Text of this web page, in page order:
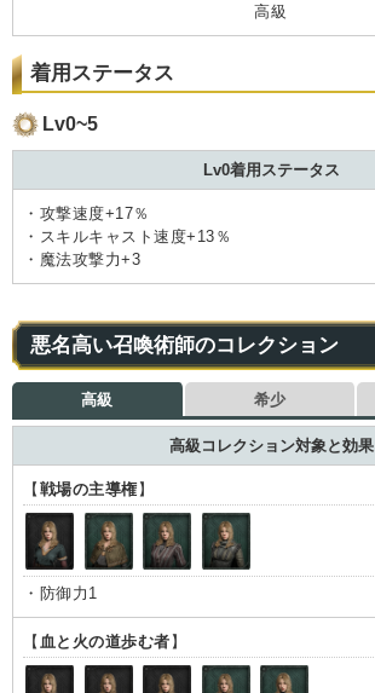
高級
着用ステータス
Lv0~5
Lv0着用ステータス
・攻撃速度+17％
・スキルキャスト速度+13％
・魔法攻撃力+3
悪名高い召喚術師のコレクション
高級 希少
高級コレクション対象と効果
【 戦場の主導権】
・防御力1
【 血と火の道歩む者 】